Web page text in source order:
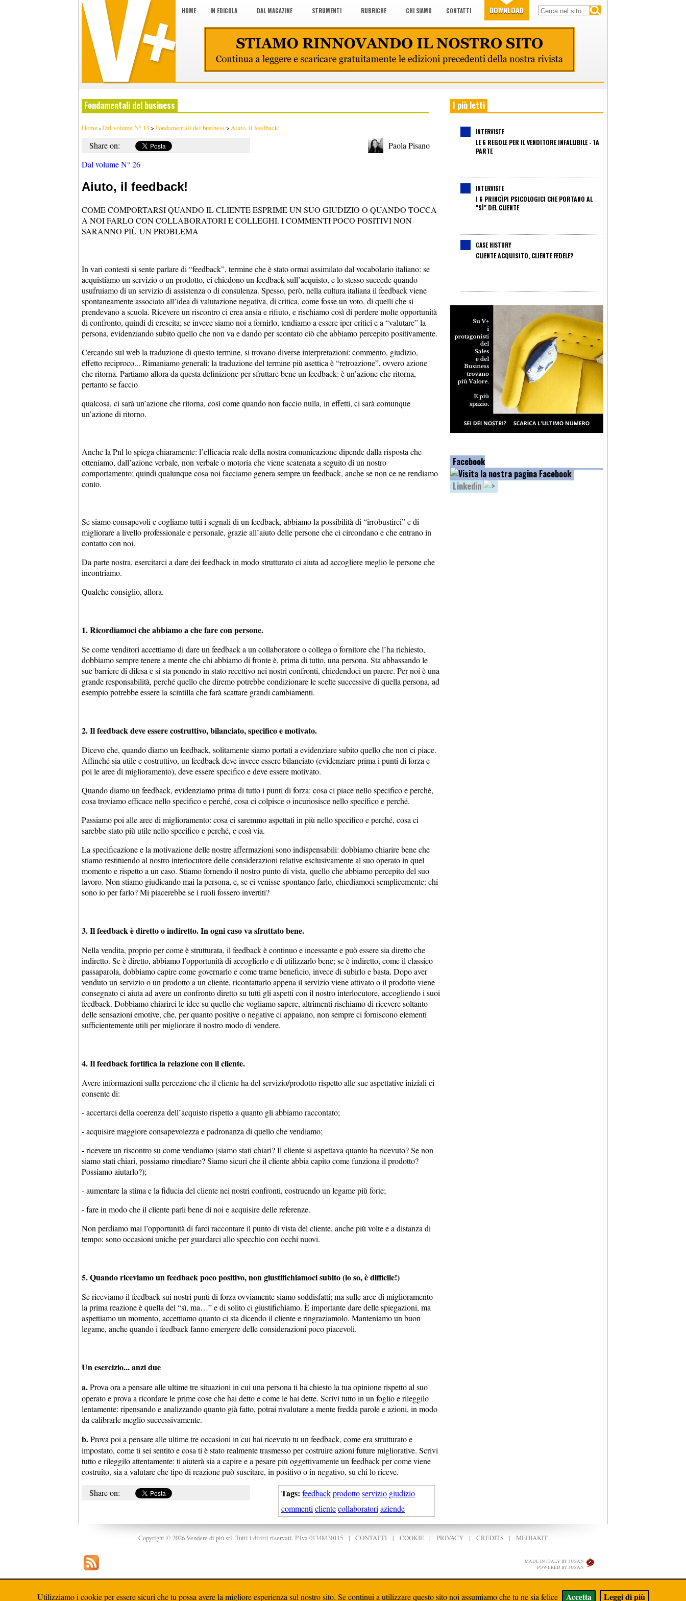
Utilizziamo i cookie per essere sicuri che tu possa avere la migliore esperienza sul nostro sito. Se continui a utilizzare questo sito noi assumiamo che tu ne sia felice Accetta Leggi di più
HOME IN EDICOLA DAL MAGAZINE STRUMENTI RUBRICHE CHI SIAMO CONTATTI DOWNLOAD
Fondamentali del business
Home ›Dal volume N° 13>Fondamentali del business>Aiuto, il feedback!
Share on:
Paola Pisano
Dal volume N° 26
Aiuto, il feedback!
COME COMPORTARSI QUANDO IL CLIENTE ESPRIME UN SUO GIUDIZIO O QUANDO TOCCA
A NOI FARLO CON COLLABORATORI E COLLEGHI. I COMMENTI POCO POSITIVI NON
SARANNO PIÙ UN PROBLEMA
In vari contesti si sente parlare di “feedback”, termine che è stato ormai assimilato dal vocabolario italiano: se
acquistiamo un servizio o un prodotto, ci chiedono un feedback sull’acquisto, e lo stesso succede quando
usufruiamo di un servizio di assistenza o di consulenza. Spesso, però, nella cultura italiana il feedback viene
spontaneamente associato all’idea di valutazione negativa, di critica, come fosse un voto, di quelli che si
prendevano a scuola. Ricevere un riscontro ci crea ansia e rifiuto, e rischiamo così di perdere molte opportunità
di confronto, quindi di crescita; se invece siamo noi a fornirlo, tendiamo a essere iper critici e a “valutare” la
persona, evidenziando subito quello che non va e dando per scontato ciò che abbiamo percepito positivamente.
Cercando sul web la traduzione di questo termine, si trovano diverse interpretazioni: commento, giudizio,
effetto reciproco... Rimaniamo generali: la traduzione del termine più asettica è “retroazione”, ovvero azione
che ritorna. Partiamo allora da questa definizione per sfruttare bene un feedback: è un’azione che ritorna,
pertanto se faccio
qualcosa, ci sarà un’azione che ritorna, così come quando non faccio nulla, in effetti, ci sarà comunque
un’azione di ritorno.
Anche la Pnl lo spiega chiaramente: l’efficacia reale della nostra comunicazione dipende dalla risposta che
otteniamo, dall’azione verbale, non verbale o motoria che viene scatenata a seguito di un nostro
comportamento; quindi qualunque cosa noi facciamo genera sempre un feedback, anche se non ce ne rendiamo
conto.
Se siamo consapevoli e cogliamo tutti i segnali di un feedback, abbiamo la possibilità di “irrobustirci” e di
migliorare a livello professionale e personale, grazie all’aiuto delle persone che ci circondano e che entrano in
contatto con noi.
Da parte nostra, esercitarci a dare dei feedback in modo strutturato ci aiuta ad accogliere meglio le persone che
incontriamo.
Qualche consiglio, allora.
1. Ricordiamoci che abbiamo a che fare con persone.
Se come venditori accettiamo di dare un feedback a un collaboratore o collega o fornitore che l’ha richiesto,
dobbiamo sempre tenere a mente che chi abbiamo di fronte è, prima di tutto, una persona. Sta abbassando le
sue barriere di difesa e si sta ponendo in stato recettivo nei nostri confronti, chiedendoci un parere. Per noi è una
grande responsabilità, perché quello che diremo potrebbe condizionare le scelte successive di quella persona, ad
esempio potrebbe essere la scintilla che farà scattare grandi cambiamenti.
2. Il feedback deve essere costruttivo, bilanciato, specifico e motivato.
Dicevo che, quando diamo un feedback, solitamente siamo portati a evidenziare subito quello che non ci piace.
Affinché sia utile e costruttivo, un feedback deve invece essere bilanciato (evidenziare prima i punti di forza e
poi le aree di miglioramento), deve essere specifico e deve essere motivato.
Quando diamo un feedback, evidenziamo prima di tutto i punti di forza: cosa ci piace nello specifico e perché,
cosa troviamo efficace nello specifico e perché, cosa ci colpisce o incuriosisce nello specifico e perché.
Passiamo poi alle aree di miglioramento: cosa ci saremmo aspettati in più nello specifico e perché, cosa ci
sarebbe stato più utile nello specifico e perché, e così via.
La specificazione e la motivazione delle nostre affermazioni sono indispensabili: dobbiamo chiarire bene che
stiamo restituendo al nostro interlocutore delle considerazioni relative esclusivamente al suo operato in quel
momento e rispetto a un caso. Stiamo fornendo il nostro punto di vista, quello che abbiamo percepito del suo
lavoro. Non stiamo giudicando mai la persona, e, se ci venisse spontaneo farlo, chiediamoci semplicemente: chi
sono io per farlo? Mi piacerebbe se i ruoli fossero invertiti?
3. Il feedback è diretto o indiretto. In ogni caso va sfruttato bene.
Nella vendita, proprio per come è strutturata, il feedback è continuo e incessante e può essere sia diretto che
indiretto. Se è diretto, abbiamo l’opportunità di accoglierlo e di utilizzarlo bene; se è indiretto, come il classico
passaparola, dobbiamo capire come governarlo e come trarne beneficio, invece di subirlo e basta. Dopo aver
venduto un servizio o un prodotto a un cliente, ricontattarlo appena il servizio viene attivato o il prodotto viene
consegnato ci aiuta ad avere un confronto diretto su tutti gli aspetti con il nostro interlocutore, accogliendo i suoi
feedback. Dobbiamo chiarirci le idee su quello che vogliamo sapere, altrimenti rischiamo di ricevere soltanto
delle sensazioni emotive, che, per quanto positive o negative ci appaiano, non sempre ci forniscono elementi
sufficientemente utili per migliorare il nostro modo di vendere.
4. Il feedback fortifica la relazione con il cliente.
Avere informazioni sulla percezione che il cliente ha del servizio/prodotto rispetto alle sue aspettative iniziali ci
consente di:
- accertarci della coerenza dell’acquisto rispetto a quanto gli abbiamo raccontato;
- acquisire maggiore consapevolezza e padronanza di quello che vendiamo;
- ricevere un riscontro su come vendiamo (siamo stati chiari? Il cliente si aspettava quanto ha ricevuto? Se non
siamo stati chiari, possiamo rimediare? Siamo sicuri che il cliente abbia capito come funziona il prodotto?
Possiamo aiutarlo?);
- aumentare la stima e la fiducia del cliente nei nostri confronti, costruendo un legame più forte;
- fare in modo che il cliente parli bene di noi e acquisire delle referenze.
Non perdiamo mai l’opportunità di farci raccontare il punto di vista del cliente, anche più volte e a distanza di
tempo: sono occasioni uniche per guardarci allo specchio con occhi nuovi.
5. Quando riceviamo un feedback poco positivo, non giustifichiamoci subito (lo so, è difficile!)
Se riceviamo il feedback sui nostri punti di forza ovviamente siamo soddisfatti; ma sulle aree di miglioramento
la prima reazione è quella del “sì, ma…” e di solito ci giustifichiamo. È importante dare delle spiegazioni, ma
aspettiamo un momento, accettiamo quanto ci sta dicendo il cliente e ringraziamolo. Manteniamo un buon
legame, anche quando i feedback fanno emergere delle considerazioni poco piacevoli.
Un esercizio... anzi due
a.Prova ora a pensare alle ultime tre situazioni in cui una persona ti ha chiesto la tua opinione rispetto al suo
operato e prova a ricordare le prime cose che hai detto e come le hai dette. Scrivi tutto in un foglio e rileggilo
lentamente: ripensando e analizzando quanto già fatto, potrai rivalutare a mente fredda parole e azioni, in modo
da calibrarle meglio successivamente.
b.Prova poi a pensare alle ultime tre occasioni in cui hai ricevuto tu un feedback, come era strutturato e
impostato, come ti sei sentito e cosa ti è stato realmente trasmesso per costruire azioni future migliorative. Scrivi
tutto e rileggilo attentamente: ti aiuterà sia a capire e a pesare più oggettivamente un feedback per come viene
costruito, sia a valutare che tipo di reazione può suscitare, in positivo o in negativo, su chi lo riceve.
Tags: feedbackprodottoservizio giudizio
commenti clientecollaboratori aziende
Share on:
I più letti
INTERVISTE
LE 6 REGOLE PER IL VENDITORE INFALLIBILE - 1A
PARTE
INTERVISTE
I 6 PRINCÌPI PSICOLOGICI CHE PORTANO AL
"SÌ" DEL CLIENTE
CASE HISTORY
CLIENTE ACQUISITO, CLIENTE FEDELE?
Facebook
Linkedin
Copyright © 2026 Vendere di più srl. Tutti i diritti riservati. P.Iva 01348430115 |CONTATTI | COOKIE|PRIVACY | CREDITS| MEDIAKIT
MADE IN ITALY BY JUSAN
POWERED BY JUSAN